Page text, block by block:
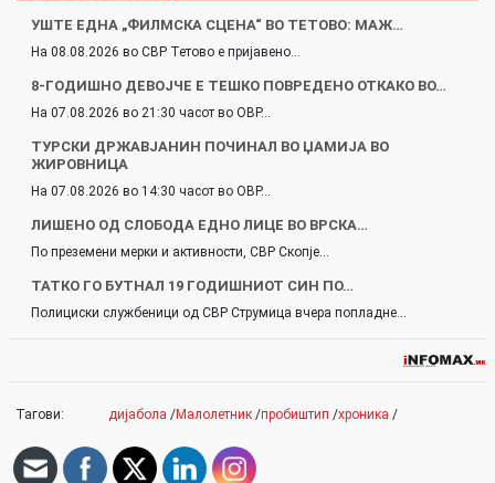
УШТЕ ЕДНА „ФИЛМСКА СЦЕНА“ ВО ТЕТОВО: МАЖ…
На 08.08.2026 во СВР Тетово е пријавено…
8-ГОДИШНО ДЕВОЈЧЕ Е ТЕШКО ПОВРЕДЕНО ОТКАКО ВО…
На 07.08.2026 во 21:30 часот во ОВР…
ТУРСКИ ДРЖАВЈАНИН ПОЧИНАЛ ВО ЏАМИЈА ВО
ЖИРОВНИЦА
На 07.08.2026 во 14:30 часот во ОВР…
ЛИШЕНО ОД СЛОБОДА ЕДНО ЛИЦЕ ВО ВРСКА…
По преземени мерки и активности, СВР Скопје…
ТАТКО ГО БУТНАЛ 19 ГОДИШНИОТ СИН ПО…
Полициски службеници од СВР Струмица вчера попладне…
Тагови: дијабола /Малолетник /пробиштип /хроника /